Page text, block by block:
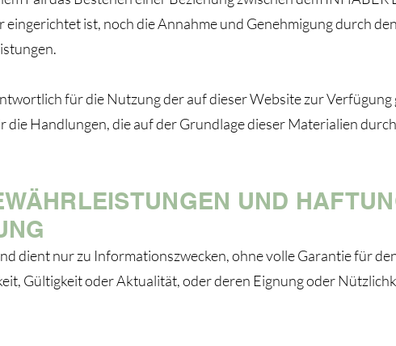
ist, noch die Annahme und Genehmigung durch
für die Nutzung der auf dieser Website zur Verfügung
Handlungen, die auf der Grundlage dieser Materialien
UND
dient nur zu Informationszwecken, ohne volle Garantie für
Gültigkeit oder Aktualität, oder deren Eignung oder